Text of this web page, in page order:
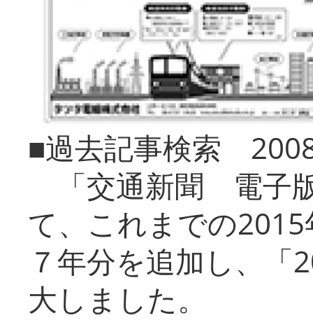
■過去記事検索
「交通新聞 電子
て、これまでの
７年分を追加し、「
大しまし